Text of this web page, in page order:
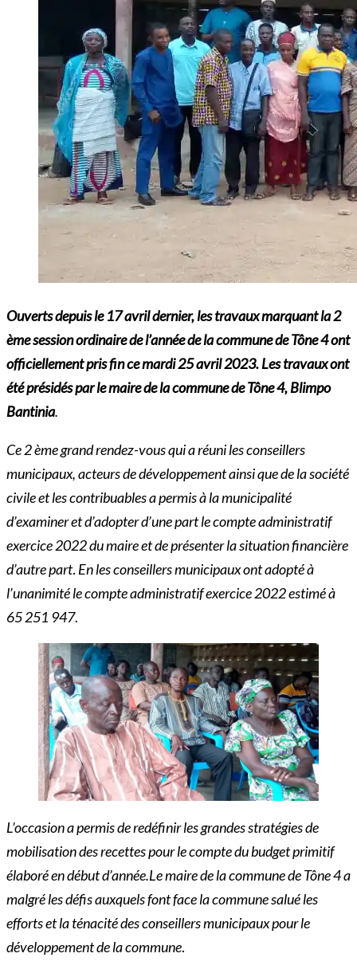
Ouverts depuis le 17 avril dernier, les travaux marquant la 2
ème session ordinaire de l’année de la commune de Tône 4 ont
officiellement pris fin ce mardi 25 avril 2023. Les travaux ont
été présidés par le maire de la commune de Tône 4, Blimpo
Bantinia.
Ce2 ème grand rendez-vous qui a réuni les conseillers
municipaux, acteurs de développement ainsi que de la société
civile et les contribuables a permis à la municipalité
d’examiner et d’adopter d’une part le compte administratif
exercice 2022 du maire et de présenter la situation financière
d’autre part. En les conseillers municipaux ont adopté à
l’unanimité le compte administratif exercice 2022 estimé à
65 251 947.
L’occasion a permis de redéfinir les grandes stratégies de
mobilisation des recettes pour le compte du budget primitif
élaboré en début d’année.Le maire de la commune de Tône 4 a
malgré les défis auxquels font face la commune salué les
efforts et la ténacité des conseillers municipaux pour le
développement de la commune.